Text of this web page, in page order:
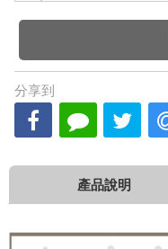
分享到
產品說明